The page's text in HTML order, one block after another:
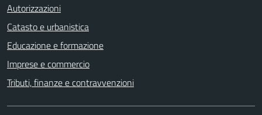
Autorizzazioni
Catasto e urbanistica
Educazione e formazione
Imprese e commercio
Tributi, finanze e contravvenzioni